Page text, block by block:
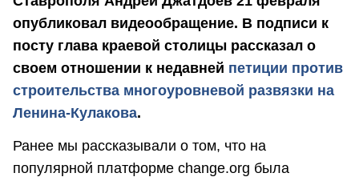
опубликовал видеообращение. В подписи к
посту глава краевой столицы рассказал о
своем отношении к недавней петиции против
строительства многоуровневой развязки на
Ленина-Кулакова.
Ранее мы рассказывали о том, что на
популярной платформе change.org была